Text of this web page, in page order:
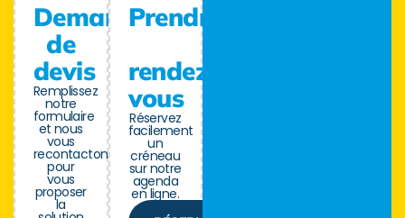
Demande
de
devis
Remplissez
notre
formulaire
et nous
vous
recontactons
pour
vous
proposer
la
Prendre
rendez-
vous
Réservez
facilement
un
créneau
sur notre
agenda
en ligne.